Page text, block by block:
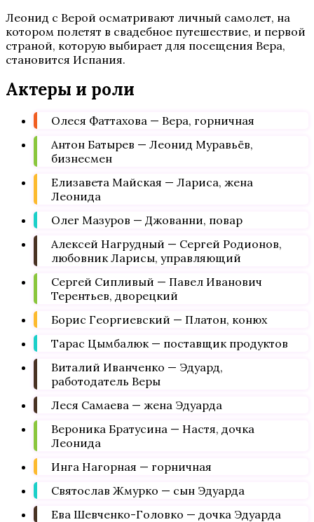
Леонид с Верой осматривают личный самолет, на
котором полетят в свадебное путешествие, и первой
страной, которую выбирает для посещения Вера,
становится Испания.
Актеры и роли
Олеся Фаттахова — Вера, горничная
Антон Батырев — Леонид Муравьёв,
бизнесмен
Елизавета Майская — Лариса, жена
Леонида
Олег Мазуров — Джованни, повар
Алексей Нагрудный — Сергей Родионов,
любовник Ларисы, управляющий
Сергей Сипливый — Павел Иванович
Терентьев, дворецкий
Борис Георгиевский — Платон, конюх
Тарас Цымбалюк — поставщик продуктов
Виталий Иванченко — Эдуард,
работодатель Веры
Леся Самаева — жена Эдуарда
Вероника Братусина — Настя, дочка
Леонида
Инга Нагорная — горничная
Святослав Жмурко — сын Эдуарда
Ева Шевченко-Головко — дочка Эдуарда